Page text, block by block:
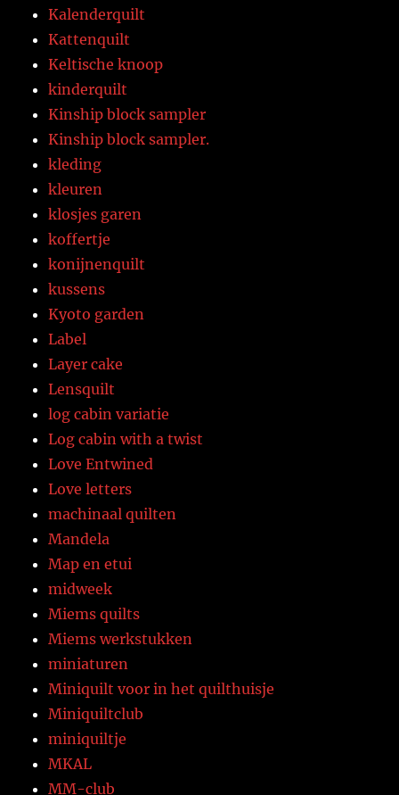
Kalenderquilt
Kattenquilt
Keltische knoop
kinderquilt
Kinship block sampler
Kinship block sampler.
kleding
kleuren
klosjes garen
koffertje
konijnenquilt
kussens
Kyoto garden
Label
Layer cake
Lensquilt
log cabin variatie
Log cabin with a twist
Love Entwined
Love letters
machinaal quilten
Mandela
Map en etui
midweek
Miems quilts
Miems werkstukken
miniaturen
Miniquilt voor in het quilthuisje
Miniquiltclub
miniquiltje
MKAL
MM-club